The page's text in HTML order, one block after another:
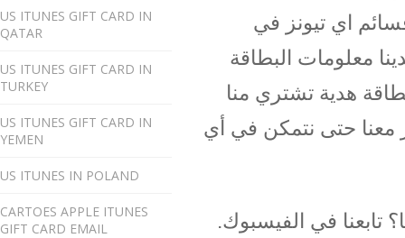
US ITUNES GIFT CARD IN
QATAR
US ITUNES GIFT CARD IN
TURKEY
US ITUNES GIFT CARD IN
YEMEN
US ITUNES IN POLAND
CARTOES APPLE ITUNES
GIFT CARD EMAIL
اي تيونز في
لذلك نحن نعرف أنها صحيحة إلى 100٪. لدينا معلومات البطاقة
هدية تشتري منا
معنا حتى نتمكن في أي
في الفيسبوك.